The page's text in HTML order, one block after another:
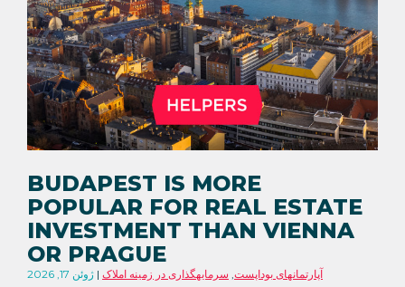
BUDAPEST IS MORE
POPULAR FOR REAL ESTATE
INVESTMENT THAN VIENNA
OR PRAGUE
ژوئن 17, 2026 آپارتمانهای بوداپست, سرمایهگذاری در زمینه املاک